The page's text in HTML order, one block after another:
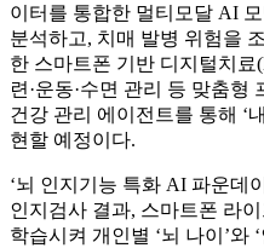
이터를 통합한 멀티모달 AI
분석하고, 치매 발병 위험을
한 스마트폰 기반 디지털치
련·운동·수면 관리 등 맞춤형
건강 관리 에이전트를 통해 ‘
현할 예정이다.
‘뇌 인지기능 특화 AI 파운데
인지검사 결과, 스마트폰 라
학습시켜 개인별 ‘뇌 나이’와